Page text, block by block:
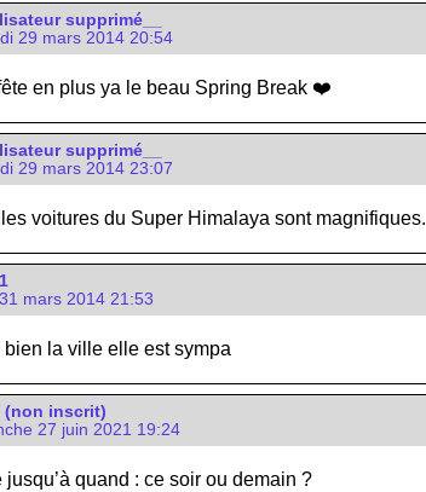
supprimé__
29 mars 2014 20:54
en plus ya le beau Spring Break ❤️
supprimé__
29 mars 2014 23:07
voitures du Super Himalaya sont magnifiques.
mars 2014 21:53
la ville elle est sympa
(non inscrit)
27 juin 2021 19:24
jusqu’à quand : ce soir ou demain ?